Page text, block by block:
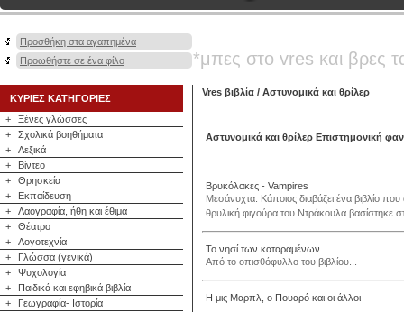
Προσθήκη στα αγαπημένα
Προωθήστε σε ένα φίλο
*μπες στο vres και βρες
ΚΥΡΙΕΣ ΚΑΤΗΓΟΡΙΕΣ
+
Ξένες γλώσσες
+
Σχολικά βοηθήματα
+
Λεξικά
+
Βίντεο
+
Θρησκεία
+
Εκπαίδευση
+
Λαογραφία, ήθη και έθιμα
+
Θέατρο
+
Λογοτεχνία
+
Γλώσσα (γενικά)
+
Ψυχολογία
+
Παιδικά και εφηβικά βιβλία
+
Γεωγραφία- Ιστορία
Vres βιβλία / Αστυνομικά και θρίλερ
Αστυνομικά και θρίλερ Επιστημονική
Βρυκόλακες - Vampires
Μεσάνυχτα. Κάποιος διαβάζει ένα βιβλίο
θρυλική φιγούρα του Ντράκουλα
Το νησί των καταραμένων
Από το οπισθόφυλλο του βιβλίου...
Η μις Μαρπλ, ο Πουαρό και οι άλλοι